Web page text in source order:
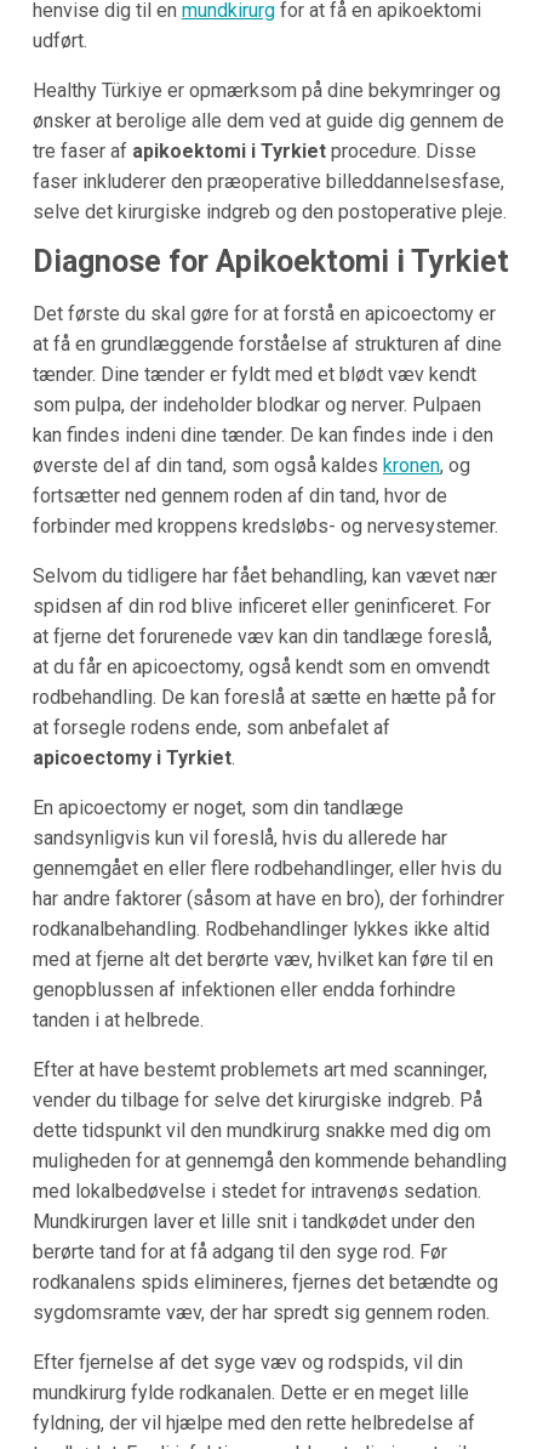
henvise dig til en mundkirurgfor at få en apikoektomi
udført.
Healthy Türkiye er opmærksom på dine bekymringer og
ønsker at berolige alle dem ved at guide dig gennem de
tre faser af apikoektomi i Tyrkietprocedure. Disse
faser inkluderer den præoperative billeddannelsesfase,
selve det kirurgiske indgreb og den postoperative pleje.
Diagnose for Apikoektomi i Tyrkiet
Det første du skal gøre for at forstå en apicoectomy er
at få en grundlæggende forståelse af strukturen af dine
tænder. Dine tænder er fyldt med et blødt væv kendt
som pulpa, der indeholder blodkar og nerver. Pulpaen
kan findes indeni dine tænder. De kan findes inde i den
øverste del af din tand, som også kaldes kronen, og
fortsætter ned gennem roden af din tand, hvor de
forbinder med kroppens kredsløbs- og nervesystemer.
Selvom du tidligere har fået behandling, kan vævet nær
spidsen af din rod blive inficeret eller geninficeret. For
at fjerne det forurenede væv kan din tandlæge foreslå,
at du får en apicoectomy, også kendt som en omvendt
rodbehandling. De kan foreslå at sætte en hætte på for
at forsegle rodens ende, som anbefalet af
apicoectomy i Tyrkiet.
En apicoectomy er noget, som din tandlæge
sandsynligvis kun vil foreslå, hvis du allerede har
gennemgået en eller flere rodbehandlinger, eller hvis du
har andre faktorer (såsom at have en bro), der forhindrer
rodkanalbehandling. Rodbehandlinger lykkes ikke altid
med at fjerne alt det berørte væv, hvilket kan føre til en
genopblussen af infektionen eller endda forhindre
tanden i at helbrede.
Efter at have bestemt problemets art med scanninger,
vender du tilbage for selve det kirurgiske indgreb. På
dette tidspunkt vil den mundkirurg snakke med dig om
muligheden for at gennemgå den kommende behandling
med lokalbedøvelse i stedet for intravenøs sedation.
Mundkirurgen laver et lille snit i tandkødet under den
berørte tand for at få adgang til den syge rod. Før
rodkanalens spids elimineres, fjernes det betændte og
sygdomsramte væv, der har spredt sig gennem roden.
Efter fjernelse af det syge væv og rodspids, vil din
mundkirurg fylde rodkanalen. Dette er en meget lille
fyldning, der vil hjælpe med den rette helbredelse af